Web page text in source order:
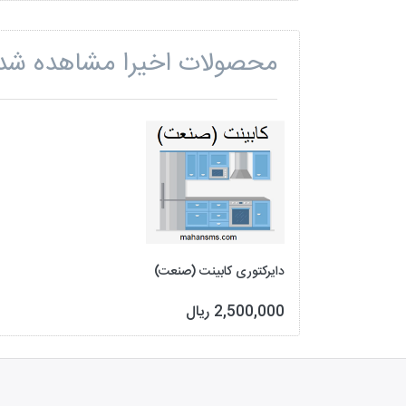
محصولات اخیرا مشاهده
دایرکتوری کابینت (صنعت)
2,500,000 ریال